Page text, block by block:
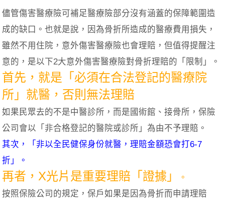
儘管傷害醫療險可補足醫療險部分沒有涵蓋的保障範圍造
成的缺口。也就是說，因為骨折所造成的醫療費用損失，
雖然不用住院，意外傷害醫療險也會理賠，但值得提醒注
意的，是以下2大意外傷害醫療險對骨折理賠的「限制」。
首先，就是「必須在合法登記的醫療院
所」就醫，否則無法理賠
如果民眾去的不是中醫診所，而是國術館、接骨所，保險
公司會以「非合格登記的醫院或診所」為由不予理賠。
其次，「非以全民健保身份就醫，理賠金額恐會打6-7
折」。
再者，X光片是重要理賠「證據」
。
按照保險公司的規定，保戶如果是因為骨折而申請理賠